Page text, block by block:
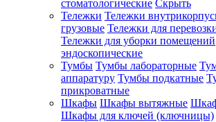
стоматологические Скрыть
Тележки Тележки
грузовые Тележки для
Тележки для уборки помещений
эндоскопические
Тумбы Тумбы лабораторные
аппаратуру Тумбы подкатные
прикроватные
Шкафы Шкафы вытяжные
Шкафы для ключей (ключницы)